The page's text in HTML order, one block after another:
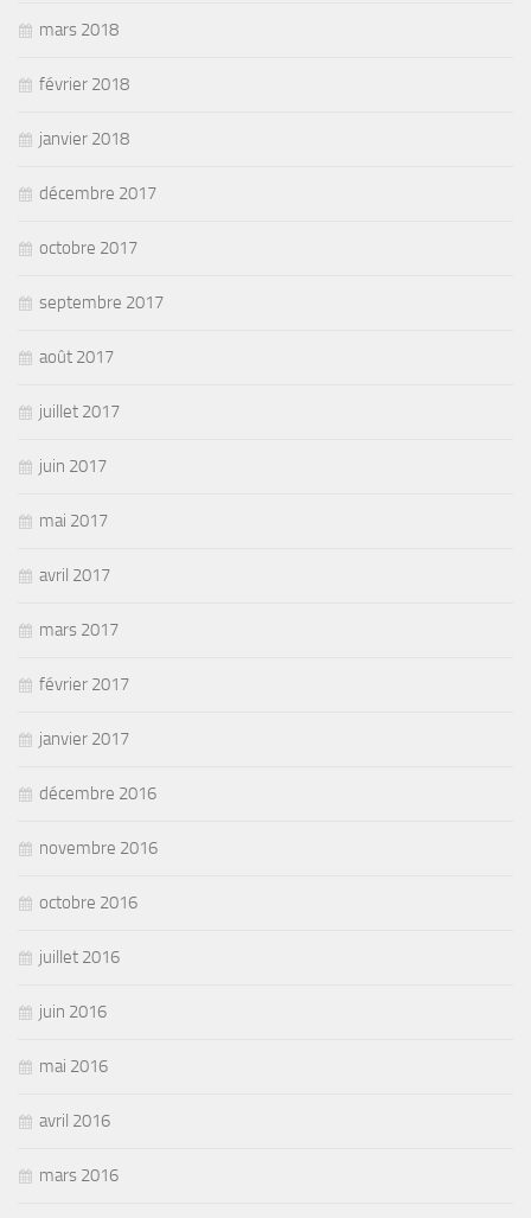
mars 2018
février 2018
janvier 2018
décembre 2017
octobre 2017
septembre 2017
août 2017
juillet 2017
juin 2017
mai 2017
avril 2017
mars 2017
février 2017
janvier 2017
décembre 2016
novembre 2016
octobre 2016
juillet 2016
juin 2016
mai 2016
avril 2016
mars 2016